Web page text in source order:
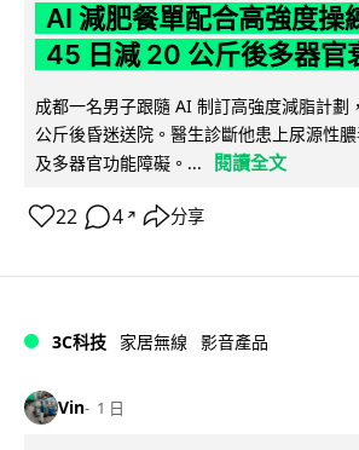
AI 減肥餐單配合高強度
45 日減 20 公斤後多器官
成都一名男子跟隨 AI 制訂高強度減脂計劃
公斤後昏迷送院。醫生診斷他患上尿源性
及多器官功能障礙。...
閱讀全文
22 4 ↗ 分享
3C科技 家居無線 影音產品
Vin 1 日